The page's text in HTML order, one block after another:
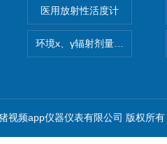
医用放射性活度计
环境x、γ辐射剂量率仪
视频app仪器仪表有限公司 版权所有